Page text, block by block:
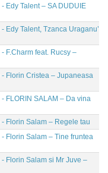
- Edy Talent – SA DUDUIE
- Edy Talent, Tzanca Uraganu’
- F.Charm feat. Rucsy –
- Florin Cristea – Jupaneasa
- FLORIN SALAM – Da vina
- Florin Salam – Regele tau
- Florin Salam – Tine fruntea
- Florin Salam si Mr Juve –